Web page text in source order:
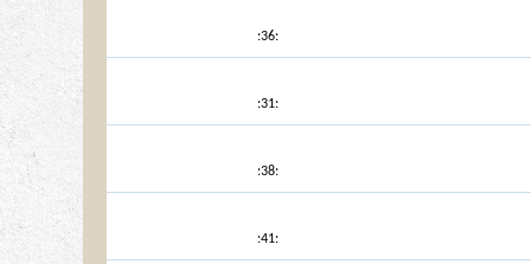
:36:
:31:
:38:
:41: